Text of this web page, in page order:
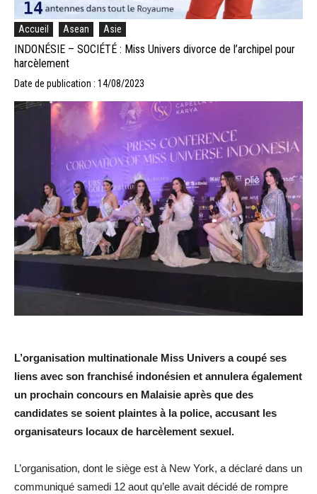
Accueil Asean Asie
INDONÉSIE – SOCIÉTÉ : Miss Univers divorce de l’archipel pour
harcèlement
Date de publication : 14/08/2023
L’organisation multinationale Miss Univers a coupé ses
liens avec son franchisé indonésien et annulera également
un prochain concours en Malaisie après que des
candidates se soient plaintes à la police, accusant les
organisateurs locaux de harcèlement sexuel.
L’organisation, dont le siège est à New York, a déclaré dans un
communiqué samedi 12 aout qu’elle avait décidé de rompre